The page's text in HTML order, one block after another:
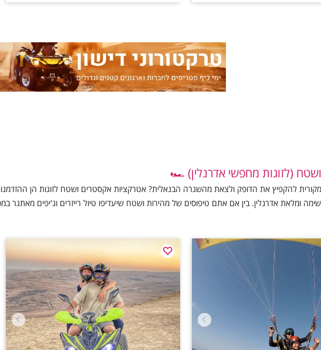
(לזוגות מחפשי אדרנלין) 🏎️
להקפיץ את הדופק ולצאת מהשגרה הבנאלית? אטרקציות אקסטרים ושטח לזוגות הן
ומלאת אדרנלין. בין אם אתם טיפוסים של מהירות ושטח שיעדיפו טיול רייזרים וג'יפים מאתגר
כמו טיסה בכדור פורח, צניחה חופשית או מצנחי רחיפה – מחכה לכם שפע של הרפתקאות בכל